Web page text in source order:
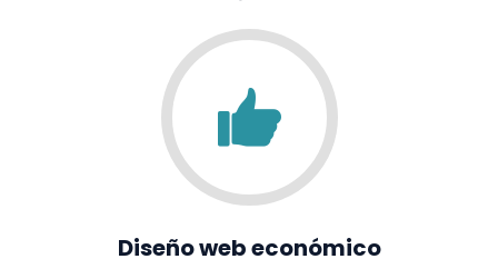
Diseño web económico